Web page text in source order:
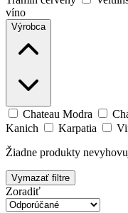
víno
Výrobca
Chateau Modra
Kanich
Karpatia
Žiadne produkty
Vymazať filtre
Zoradiť